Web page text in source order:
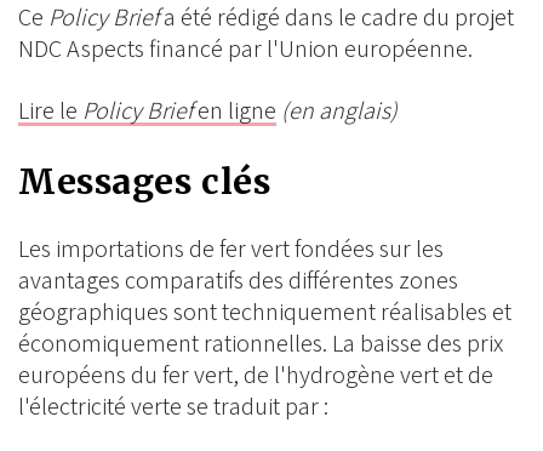
Ce Policy Briefa été rédigé dans le cadre du projet
NDC Aspects financé par l'Union européenne.
Lire le Policy Briefen ligne (en anglais)
Messages clés
Les importations de fer vert fondées sur les
avantages comparatifs des différentes zones
géographiques sont techniquement réalisables et
économiquement rationnelles. La baisse des prix
européens du fer vert, de l'hydrogène vert et de
l'électricité verte se traduit par :